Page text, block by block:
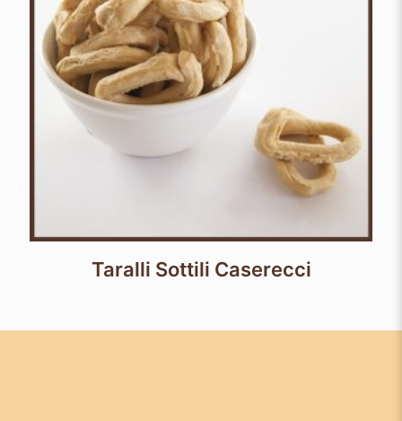
Taralli Sottili Caserecci